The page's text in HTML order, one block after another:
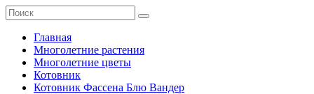
Главная
Многолетние растения
Многолетние цветы
Котовник
Котовник Фассена Блю Вандер